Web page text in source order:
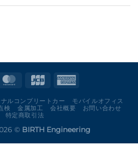
ルコンプリートカー
モバイルオフィス
検 金属加工 会社概要
お問い合わせ
特定商取引法
© BIRTH Engineering